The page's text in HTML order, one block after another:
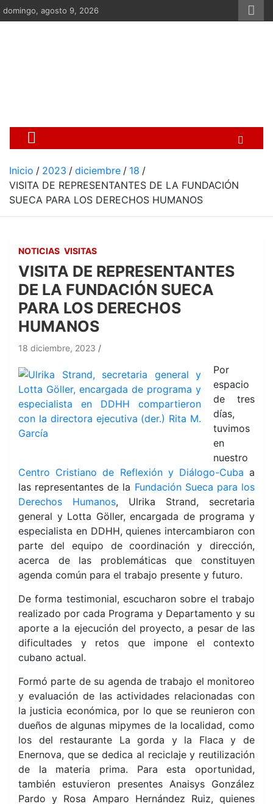
Saltar
al
domingo, agosto 9, 2026
Inicio 2023 diciembre
18
VISITA DE REPRESENTANTES DE LA FUNDACIÓN
SUECA PARA LOS DERECHOS HUMANOS
NOTICIAS VISITAS
VISITA DE REPRESENTANTES
DE LA FUNDACIÓN SUECA
PARA LOS DERECHOS
HUMANOS
18 diciembre, 2023
Por
espacio
de tres
días,
tuvimos
en
nuestro
Centro Cristiano de Reflexión y Diálogo-Cuba a
las representantes de la Fundación Sueca para los
Derechos Humanos, Ulrika Strand, secretaria
general y Lotta Göller, encargada de programa y
especialista en DDHH, quienes intercambiaron con
parte del equipo de coordinación y dirección,
acerca de las problemáticas que constituyen
agenda común para el trabajo presente y futuro.
De forma testimonial, escucharon sobre el trabajo
realizado por cada Programa y Departamento y su
aporte a la ejecución del proyecto, a pesar de las
dificultades y retos que impone el contexto
cubano actual.
Formó parte de su agenda de trabajo el monitoreo
y evaluación de las actividades relacionadas con
la justicia económica, por lo que se reunieron con
dueños de algunas mipymes de la localidad, como
los del restaurante La gorda y la Flaca y de
Enernova, que se dedica al reciclaje y reutilización
de la materia prima. Para esta oportunidad,
también estuvieron presentes Anaisys González
Pardo y Rosa Amparo Hernández Ruiz, quienes